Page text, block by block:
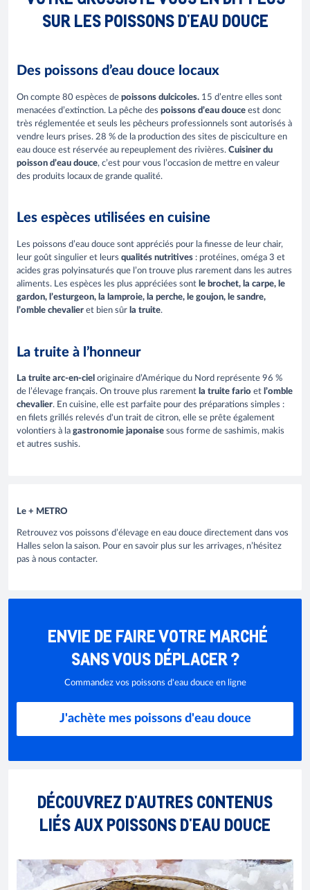
SUR LES POISSONS D'EAU DOUCE
Des poissons d’eau douce locaux
On compte 80 espèces de poissons dulcicoles. 15 d’entre elles sont
menacées d’extinction. La pêche des poissons d’eau douce est donc
très réglementée et seuls les pêcheurs professionnels sont autorisés à
vendre leurs prises. 28 % de la production des sites de pisciculture en
eau douce est réservée au repeuplement des rivières. Cuisiner du
poisson d’eau douce, c’est pour vous l’occasion de mettre en valeur
des produits locaux de grande qualité.
Les espèces utilisées en cuisine
Les poissons d’eau douce sont appréciés pour la finesse de leur chair,
leur goût singulier et leurs qualités nutritives : protéines, oméga 3 et
acides gras polyinsaturés que l’on trouve plus rarement dans les autres
aliments. Les espèces les plus appréciées sont le brochet, la carpe, le
gardon, l’esturgeon, la lamproie, la perche, le goujon, le sandre,
l’omble chevalier et bien sûr la truite.
La truite à l’honneur
La truite arc-en-ciel originaire d’Amérique du Nord représente 96 %
de l’élevage français. On trouve plus rarement la truite fario et l’omble
chevalier. En cuisine, elle est parfaite pour des préparations simples :
en filets grillés relevés d'un trait de citron, elle se prête également
volontiers à la gastronomie japonaise sous forme de sashimis, makis
et autres sushis.
Le + METRO
Retrouvez vos poissons d’élevage en eau douce directement dans vos
Halles selon la saison. Pour en savoir plus sur les arrivages, n’hésitez
pas à nous contacter.
ENVIE DE FAIRE VOTRE MARCHÉ
SANS VOUS DÉPLACER ?
Commandez vos poissons d'eau douce en ligne
J'achète mes poissons d'eau douce
DÉCOUVREZ D'AUTRES CONTENUS
LIÉS AUX POISSONS D'EAU DOUCE